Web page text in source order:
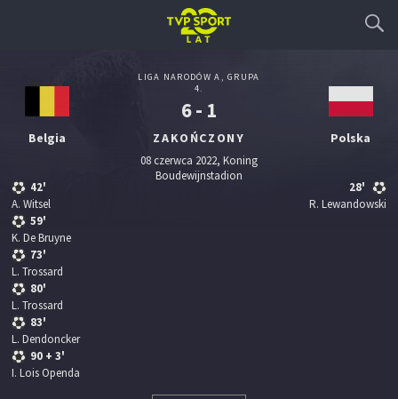
Belgia
42'
A. Witsel
59'
K. De Bruyne
73'
L. Trossard
80'
L. Trossard
83'
L. Dendoncker
90 + 3'
I. Lois Openda
LIGA NARODÓW A, GRUPA
4.
6 - 1
ZAKOŃCZONY
08 czerwca 2022, Koning
Boudewijnstadion
Polska
28'
R. Lewandowski